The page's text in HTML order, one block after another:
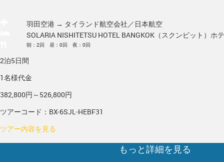
羽田空港 → タイランド航空会社／日本航空
SOLARIA NISHITETSU HOTEL BANGKOK（スクンビット） ホ
朝：2回 昼：0回 夜：0回
2泊5日間
1名様代金
382,800円～526,800円
ツアーコード：BX-6SJL-HEBF31
ツアー内容を見る
もっと詳細を見る